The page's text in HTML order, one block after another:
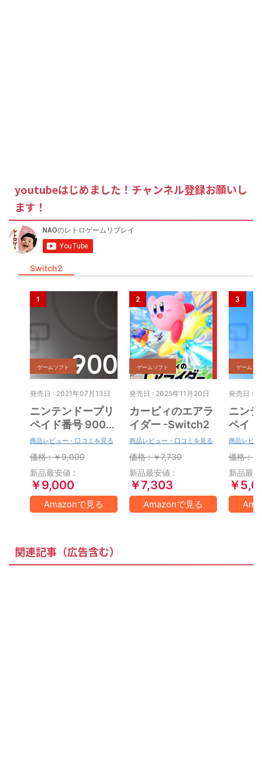
youtubeはじめました！チャンネル登録お願いし
ます！
Switch2
ゲームソフト
発売日 : 2021年07月13日
ニンテンドープリ
ペイド番号 9000
円|オンラインコー
ド版
商品レビュー・口コミを見る
価格 : ￥9,000
新品最安値 :
￥9,000
Amazonで見る
ゲームソフト
発売日 : 2025年11月20日
カービィのエアラ
イダー -Switch2
商品レビュー・口コミを見る
価格 : ￥7,730
新品最安値 :
￥7,303
Amazonで見る
ゲームソ
発売日 :
ニン
ペイ
円|オ
ド版
商品レビ
価格 :
新品最
￥
関連記事（広告含む）